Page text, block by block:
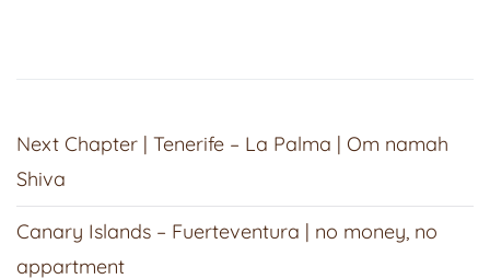
Next Chapter | Tenerife – La Palma | Om namah
Shiva
Canary Islands – Fuerteventura | no money, no
appartment